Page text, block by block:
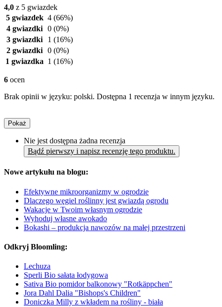
4,0 z 5 gwiazdek
5 gwiazdek 4 (66%)
4 gwiazdki 0 (0%)
3 gwiazdki
1 (16%)
2 gwiazdki 0 (0%)
1 gwiazdka 1 (16%)
6 ocen
Brak opinii w języku: polski. Dostępna 1 recenzja w innym języku.
Pokaż
Nie jest dostępna żadna recenzja
Bądź pierwszy i napisz recenzję tego produktu.
Nowe artykułu na blogu:
Efektywne mikroorganizmy w ogrodzie
Dlaczego węgiel roślinny jest gwiazdą ogrodu
Wakacje w Twoim własnym ogrodzie
Wyhoduj własne awokado
Bokashi – produkcja nawozów na małej przestrzeni
Odkryj Bloomling:
Lechuza
Sperli Bio sałata łodygowa
Sativa Bio pomidor balkonowy "Rotkäppchen"
Jora Dahl Dalia "Bishops's Children"
Doniczka Milly z wkładem na rośliny - biała